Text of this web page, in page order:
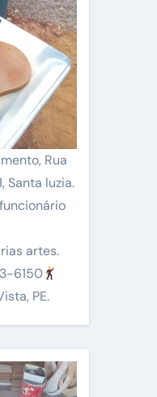
Rua
Santa luzia.
artes.
6150
PE.